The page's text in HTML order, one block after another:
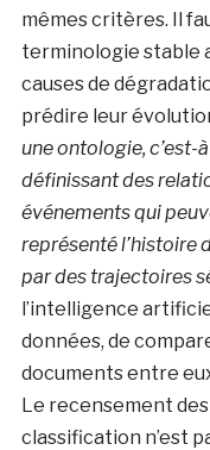
mêmes critères. Il
terminologie stable
causes de
prédire leur
une ontologie, c’est-
définissant des
événements qui
représenté l’histoire
par des trajectoires
l’intelligence
données, de
documents entre
Le recensement
classification n’est